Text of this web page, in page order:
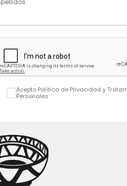
Acepto Política de Privacidad y
Personales